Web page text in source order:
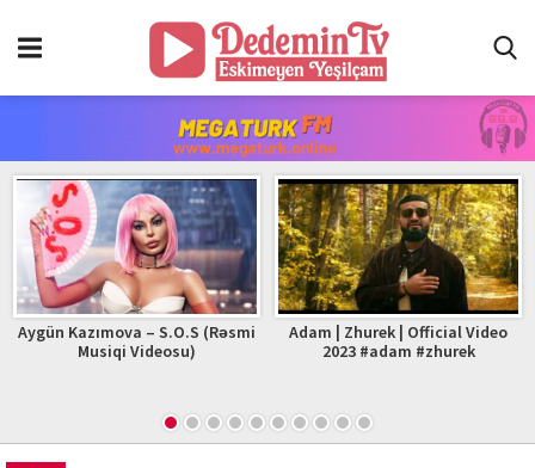
Aygün Kazımova – S.O.S (Rəsmi
Musiqi Videosu)
Adam | Zhurek | Official Video
2023 #adam #zhurek